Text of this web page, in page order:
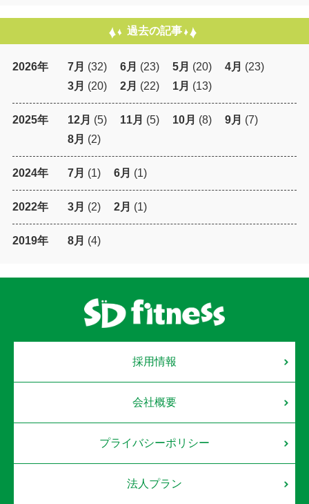
過去の記事
2026年 7月 (32) 6月 (23) 5月 (20) 4月 (23)
3月 (20) 2月 (22) 1月 (13)
2025年 12月 (5) 11月 (5) 10月 (8) 9月 (7)
8月 (2)
2024年 7月 (1) 6月 (1)
2022年 3月 (2) 2月 (1)
2019年 8月 (4)
採用情報
会社概要
プライバシーポリシー
法人プラン